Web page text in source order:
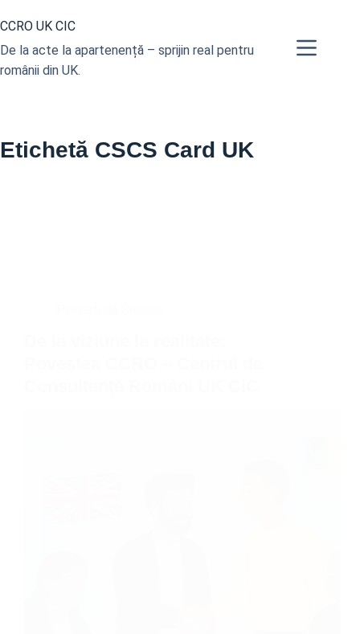
la
conținut
CCRO UK CIC
De la acte la apartenență – sprijin real pentru
românii din UK.
Etichetă CSCS Card UK